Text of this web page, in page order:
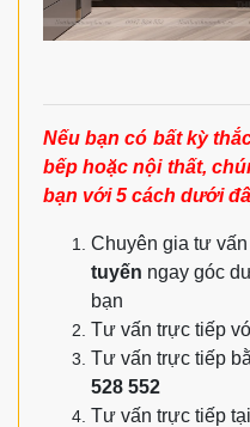
Nếu bạn có bất kỳ
bếp hoặc nội thất,
bạn với 5 cách dưới
Chuyên gia tư vấn
tuyến ngay góc
bạn
Tư vấn trực tiếp
Tư vấn trực tiếp
528 552
Tư vấn trực tiếp tại